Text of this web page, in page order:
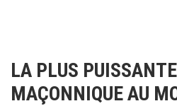
LA PLUS
MAÇONNIQUE AU